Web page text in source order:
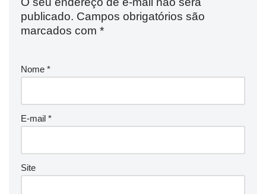
publicado. Campos obrigatórios são
marcados com *
Nome *
E-mail *
Site